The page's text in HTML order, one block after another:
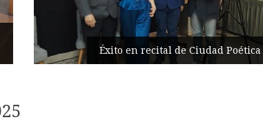
Éxito en recital de Ciudad Poética